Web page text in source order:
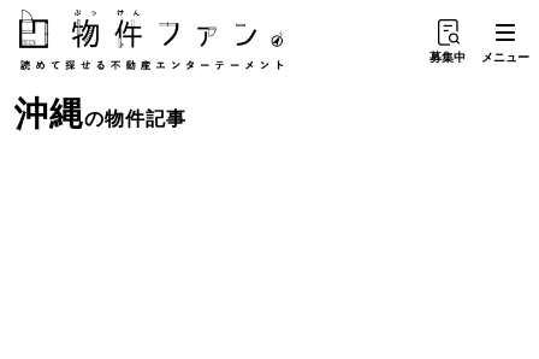
募集中 メニュー
沖縄の物件記事